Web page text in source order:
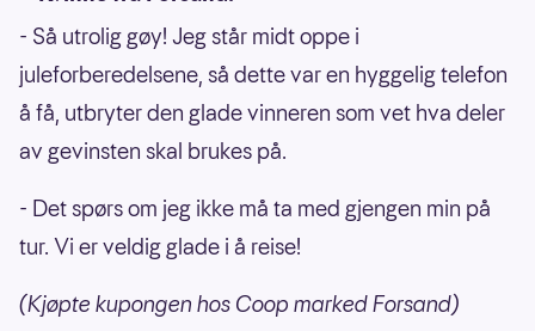
- Så utrolig gøy! Jeg står midt oppe i
juleforberedelsene, så dette var en hyggelig telefon
å få, utbryter den glade vinneren som vet hva deler
av gevinsten skal brukes på.
- Det spørs om jeg ikke må ta med gjengen min på
tur. Vi er veldig glade i å reise!
(Kjøpte kupongen hos Coop marked Forsand)